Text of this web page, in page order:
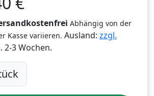
Abhängig von der
Kasse variieren. Ausland: zzgl.
2-3 Wochen.